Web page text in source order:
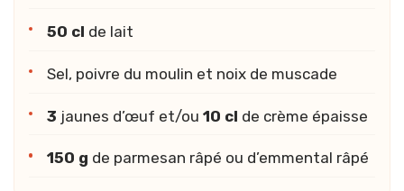
50 cl de lait
Sel, poivre du moulin et noix de muscade
3 jaunes d’œuf et/ou 10 cl de crème épaisse
150 g de parmesan râpé ou d’emmental râpé